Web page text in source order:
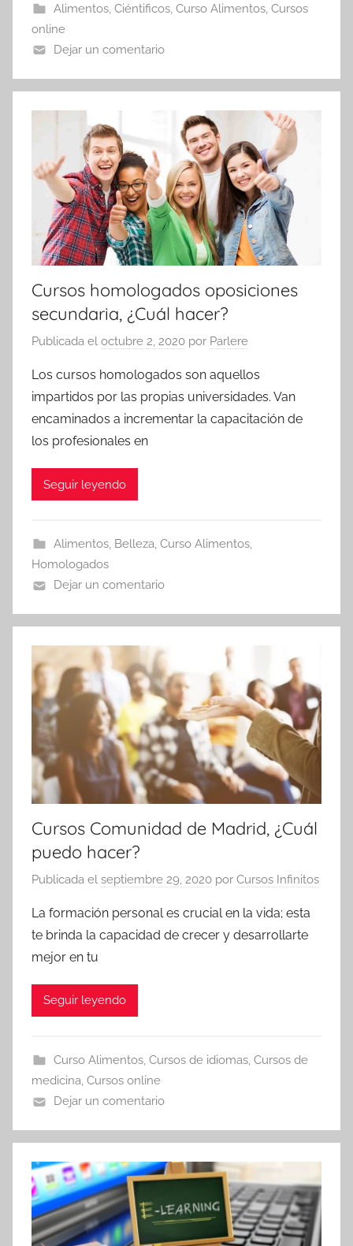
Alimentos, Ciéntificos, Curso Alimentos, Cursos
online
Dejar un comentario
Cursos homologados oposiciones
secundaria, ¿Cuál hacer?
Publicada el octubre 2, 2020 por Parlere
Los cursos homologados son aquellos
impartidos por las propias universidades. Van
encaminados a incrementar la capacitación de
los profesionales en
Seguir leyendo
Alimentos, Belleza, Curso Alimentos,
Homologados
Dejar un comentario
Cursos Comunidad de Madrid, ¿Cuál
puedo hacer?
Publicada el septiembre 29, 2020 por Cursos Infinitos
La formación personal es crucial en la vida; esta
te brinda la capacidad de crecer y desarrollarte
mejor en tu
Seguir leyendo
Curso Alimentos, Cursos de idiomas, Cursos de
medicina, Cursos online
Dejar un comentario